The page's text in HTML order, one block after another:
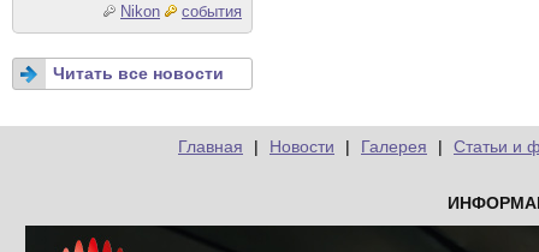
Nikon
события
Читать все новости
Главная | Новости | Галерея | Статьи и